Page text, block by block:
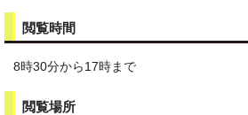
閲覧時間
8時30分から17時まで
閲覧場所